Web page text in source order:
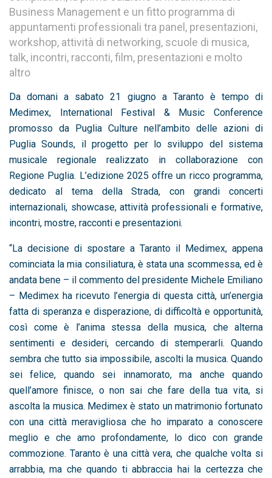
Business Management e un fitto programma di
appuntamenti professionali tra panel, presentazioni,
workshop, attività di networking, scuole di musica,
talk, incontri, racconti, film, presentazioni e molto
altro
Da domani a sabato 21 giugno a Taranto è tempo di
Medimex, International Festival & Music Conference
promosso da Puglia Culture nell’ambito delle azioni di
Puglia Sounds, il progetto per lo sviluppo del sistema
musicale regionale realizzato in collaborazione con
Regione Puglia. L’edizione 2025 offre un ricco programma,
dedicato al tema della Strada, con grandi concerti
internazionali, showcase, attività professionali e formative,
incontri, mostre, racconti e presentazioni.
“La decisione di spostare a Taranto il Medimex, appena
cominciata la mia consiliatura, è stata una scommessa, ed è
andata bene – il commento del presidente Michele Emiliano
– Medimex ha ricevuto l’energia di questa città, un’energia
fatta di speranza e disperazione, di difficoltà e opportunità,
così come è l’anima stessa della musica, che alterna
sentimenti e desideri, cercando di stemperarli. Quando
sembra che tutto sia impossibile, ascolti la musica. Quando
sei felice, quando sei innamorato, ma anche quando
quell’amore finisce, o non sai che fare della tua vita, si
ascolta la musica. Medimex è stato un matrimonio fortunato
con una città meravigliosa che ho imparato a conoscere
meglio e che amo profondamente, lo dico con grande
commozione. Taranto è una città vera, che qualche volta si
arrabbia, ma che quando ti abbraccia hai la certezza che